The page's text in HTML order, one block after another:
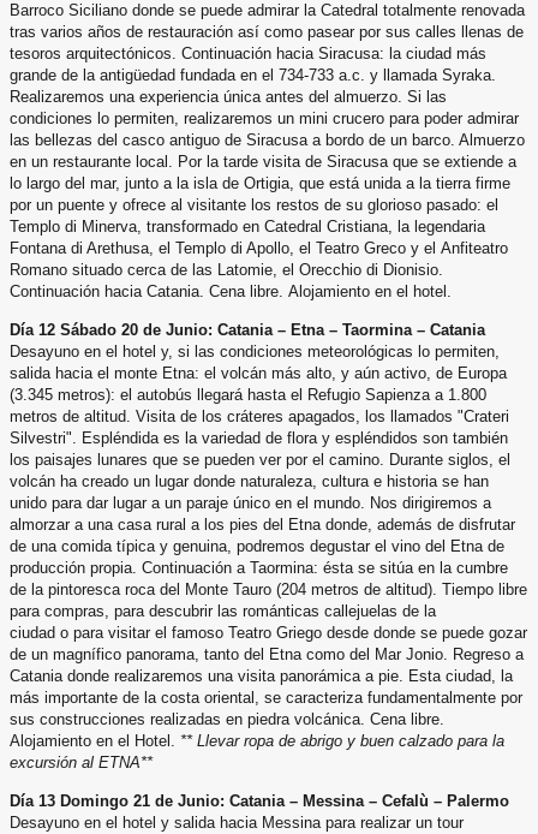
Barroco Siciliano donde se puede admirar la Catedral totalmente renovada
tras varios años de restauración así como pasear por sus calles llenas de
tesoros arquitectónicos. Continuación hacia Siracusa: la ciudad más
grande de la antigüedad fundada en el 734-733 a.c. y
llamada Syraka.
Realizaremos una experiencia única antes del almuerzo. Si las
condiciones lo permiten, realizaremos un mini crucero para poder admirar
las bellezas del casco antiguo de Siracusa a bordo de un barco. Almuerzo
en un restaurante local. Por la tarde visita de Siracusa que se extiende a
lo largo del mar, junto a la isla de Ortigia, que está unida a la tierra firme
por un puente y ofrece al visitante los restos de su glorioso pasado: el
Templo di Minerva, transformado en Catedral Cristiana, la legendaria
Fontana di Arethusa, el Templo di Apollo, el Teatro Greco y el Anfiteatro
Romano situado cerca de las Latomie, el Orecchio di Dionisio.
Continuación hacia Catania. Cena libre. Alojamiento en el hotel.
Día 12 Sábado 20 de Junio: Catania – Etna – Taormina – Catania
Desayuno en el hotel y, si las condiciones meteorológicas lo permiten,
salida hacia el monte Etna: el volcán más alto, y aún activo, de Europa
(3.345 metros): el autobús llegará hasta el Refugio Sapienza a 1.800
metros de altitud. Visita de los cráteres apagados, los llamados "Crateri
Silvestri". Espléndida es la variedad de flora y espléndidos son también
los paisajes lunares que se pueden ver por el camino. Durante siglos, el
volcán ha creado un lugar donde naturaleza, cultura e historia se han
unido para dar lugar a un paraje único en el mundo. Nos dirigiremos a
almorzar a una casa rural a los pies del Etna donde, además de disfrutar
de una comida típica y genuina, podremos degustar el vino del Etna de
producción propia. Continuación a Taormina: ésta se sitúa en la cumbre
de la pintoresca roca del Monte Tauro (204 metros de altitud). Tiempo libre
para compras, para descubrir las románticas callejuelas de la
ciudad o para visitar el famoso Teatro Griego desde donde se puede gozar
de un magnífico panorama, tanto del Etna como del Mar Jonio. Regreso a
Catania donde realizaremos una visita panorámica a pie. Esta ciudad, la
más importante de la costa oriental, se caracteriza fundamentalmente por
sus construcciones realizadas en piedra volcánica. Cena libre.
Alojamiento en el Hotel. ** Llevar ropa de abrigo y buen calzado para la
excursión al ETNA**
Día 13 Domingo 21 de Junio: Catania – Messina – Cefalù – Palermo
Desayuno en el hotel y salida hacia Messina para realizar un tour